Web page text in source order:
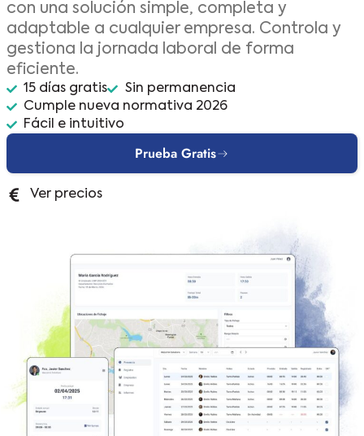
con una solución simple, completa y
adaptable a cualquier empresa. Controla y
gestiona la jornada laboral de forma
eficiente.
15 días gratis
Sin permanencia
Cumple nueva normativa 2026
Fácil e intuitivo
Prueba Gratis
Ver precios